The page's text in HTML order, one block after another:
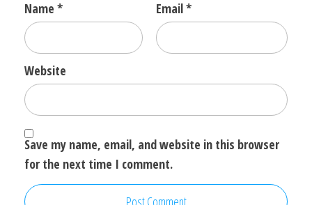
Name * Email*
Website
Save my name, email, and website in this browser
for the next time I comment.